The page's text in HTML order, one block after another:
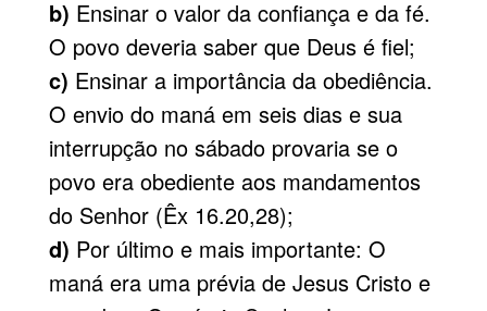
b) Ensinar o valor da confiança e da fé.
O povo deveria saber que Deus é fiel;
c) Ensinar a importância da obediência.
O envio do maná em seis dias e sua
interrupção no sábado provaria se o
povo era obediente aos mandamentos
do Senhor (Êx 16.20,28);
d) Por último e mais importante: O
maná era uma prévia de Jesus Cristo e